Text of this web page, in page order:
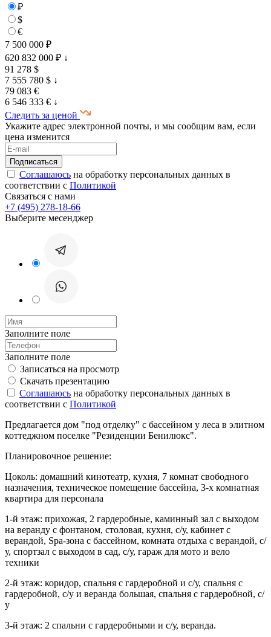
₽
$
€
7 500 000 ₽
620 832 000 ₽ ↓
91 278 $
7 555 780 $ ↓
79 083 €
6 546 333 € ↓
Следить за ценой
Укажите адрес электронной почты, и мы сообщим вам, если
цена изменится
Соглашаюсь на обработку персональных данных в
соответствии с Политикой
Связаться с нами
+7 (495) 278-18-66
Выберите месенджер
Заполните поле
Заполните поле
Записаться на просмотр
Скачать презентацию
Соглашаюсь на обработку персональных данных в
соответствии с Политикой
Предлагается дом "под отделку" с бассейном у леса в элитном
коттеджном поселке "Резиденции Бенилюкс".
Планировочное решение:
Цоколь: домашний кинотеатр, кухня, 7 комнат свободного
назначения, техническое помещение бассейна, 3-х комнатная
квартира для персонала
1-й этаж: прихожая, 2 гардеробные, каминный зал с выходом
на веранду с фонтаном, столовая, кухня, с/у, кабинет с
верандой, Spa-зона с бассейном, комната отдыха с верандой, с/
у, спортзал с выходом в сад, с/у, гараж для мото и вело
техники
2-й этаж: коридор, спальня с гардеробной и с/у, спальня с
гардеробной, с/у и веранда большая, спальня с гардеробной, с/
у
3-й этаж: 2 спальни с гардеробными и с/у, веранда.